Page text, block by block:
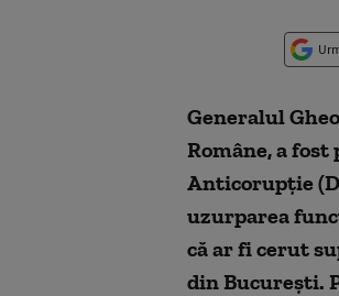
Generalul
Române, a
Anticorupție
uzurparea
că ar fi cerut
din București.